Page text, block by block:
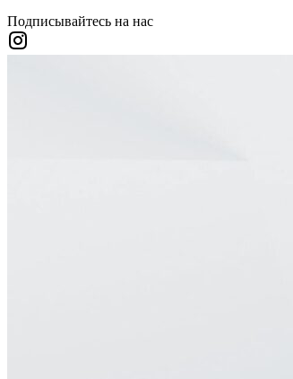
Подписывайтесь на нас